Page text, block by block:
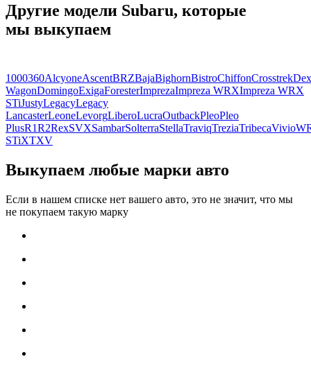
Другие модели Subaru, которые
мы выкупаем
1000360AlcyoneAscentBRZBajaBighornBistroChiffonCrosstrekDex
WagonDomingoExigaForesterImprezaImpreza WRXImpreza WRX
STiJustyLegacyLegacy
LancasterLeoneLevorgLiberoLucraOutbackPleoPleo
PlusR1R2RexSVXSambarSolterraStellaTraviqTreziaTribecaVivio
STiXTXV
Выкупаем любые марки авто
Если в нашем списке нет вашего авто, это не значит, что мы
не покупаем такую марку